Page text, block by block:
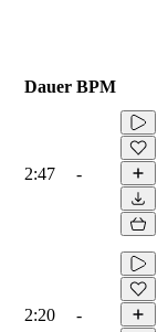
Dauer BPM
2:47 -
2:20 -